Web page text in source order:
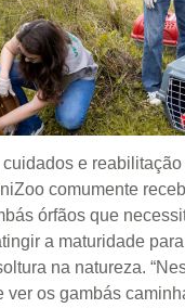
cuidados e
comumente
órfãos que
a maturidade
na natureza.
ver os gambás